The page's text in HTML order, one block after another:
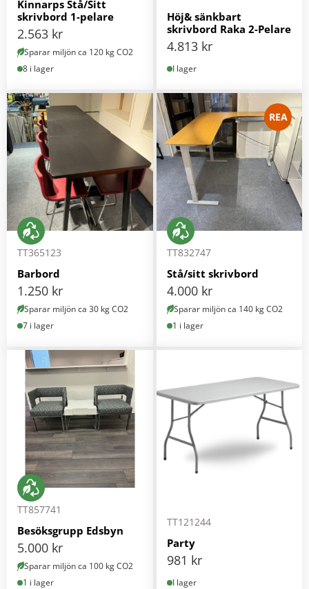
Kinnarps Stå/Sitt
skrivbord 1-pelare
2.563 kr
Sparar miljön ca 120 kg CO2
8 i lager
Höj& sänkbart
skrivbord Raka 2-Pelare
4.813 kr
I lager
TT365123
Barbord
1.250 kr
Sparar miljön ca 30 kg CO2
7 i lager
REA
TT832747
Stå/sitt skrivbord
4.000 kr
Sparar miljön ca 140 kg CO2
1 i lager
TT857741
Besöksgrupp Edsbyn
5.000 kr
Sparar miljön ca 100 kg CO2
1 i lager
TT121244
Party
981 kr
I lager